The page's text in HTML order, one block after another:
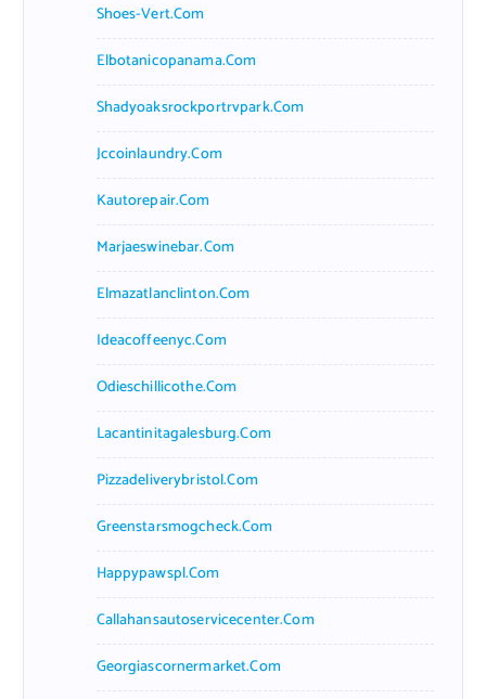
Shoes-Vert.com
Elbotanicopanama.com
Shadyoaksrockportrvpark.com
Jccoinlaundry.com
Kautorepair.com
Marjaeswinebar.com
Elmazatlanclinton.com
Ideacoffeenyc.com
Odieschillicothe.com
Lacantinitagalesburg.com
Pizzadeliverybristol.com
Greenstarsmogcheck.com
Happypawspl.com
Callahansautoservicecenter.com
Georgiascornermarket.com